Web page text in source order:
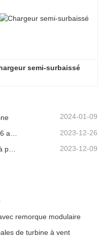
semi-surbaissé
2024-01-09
2023-12-26
Remorque télescopique extensible à pales de turbine à vent 2023-12-09
remorque modulaire
de turbine à vent